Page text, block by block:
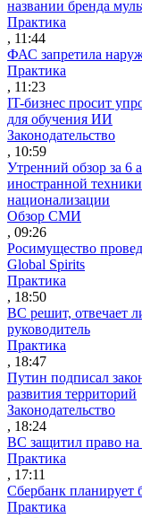
названии бренда
Практика
, 11:44
ФАС запретила
Практика
, 11:23
IT-бизнес просит
для обучения ИИ
Законодательство
, 10:59
Утренний обзор за 6
иностранной
национализации
Обзор СМИ
, 09:26
Росимущество
Global Spirits
Практика
, 18:50
ВС решит, отвечает
руководитель
Практика
, 18:47
Путин подписал
развития территорий
Законодательство
, 18:24
ВС защитил право на
Практика
, 17:11
Сбербанк планирует
Практика